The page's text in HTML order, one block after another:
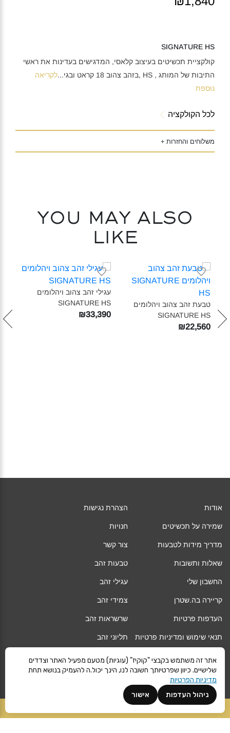
SIGNATURE HS
קולקציית תכשיטים בעיצוב קלאסי, המדגישים בעדינות את ראשי
התיבות של המותג , HS ,בזהב צהוב 18 קראט ובגי
...לקריאה
נוספת
לכל הקולקציה
משלוחים והחזרות +
You may also
like
טבעת זהב צהוב ויהלומים
SIGNATURE HS‎
₪22,560
עגילי זהב צהוב ויהלומים
SIGNATURE HS‎
₪33,390
אודות
שמירה על תכשיטים
מדריך מידות לטבעות
שאלות ותשובות
החשבון שלי
קריירה בה.שטרן
העדפות פרטיות
תנאי שימוש ומדיניות פרטיות
החלפה/החזרה/ביטול עסקה
אחריות
משלוחים
הצהרת נגישות
חנויות
צור קשר
טבעות זהב
עגילי זהב
צמידי זהב
שרשראות זהב
תליוני זהב
גיפט קארד
מגזין
Vogue
קרא עוד
אתר זה משתמש בקבצי "קוקיז" (עוגיות) מטעם מפעיל האתר וצדדים
שלישיים. כיוון שפרטיותך חשובה לנו, הינך יכול.ה להעמיק בנושא תחת
מדיניות הפרטיות
אישור
ניהול העדפות